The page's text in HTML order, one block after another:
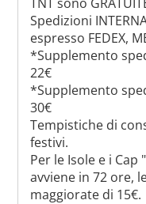
Spedizioni
espresso FEDEX,
*Supplemento
22€
*Supplemento
30€
Tempistiche di
festivi.
Per le Isole e i Cap
avviene in 72 ore,
maggiorate di 15€.